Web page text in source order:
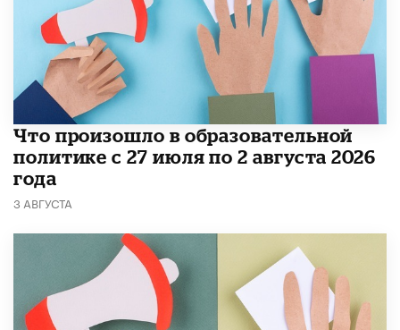
​Что произошло в образовательной
политике с 27 июля по 2 августа 2026
года
3 АВГУСТА